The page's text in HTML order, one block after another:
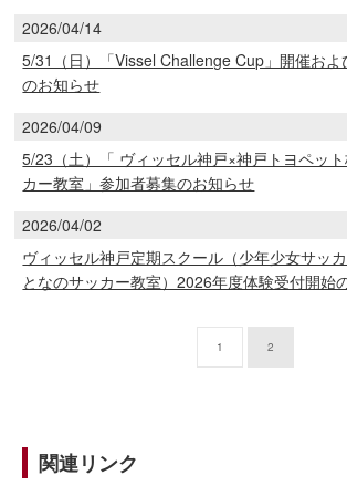
2026/04/14
5/31（日）「Vissel Challenge Cup」開催お
のお知らせ
2026/04/09
5/23（土）「 ヴィッセル神戸×神戸トヨペッ
カー教室」参加者募集のお知らせ
2026/04/02
ヴィッセル神戸定期スクール（少年少女サッ
となのサッカー教室）2026年度体験受付開始
1 2
関連リンク